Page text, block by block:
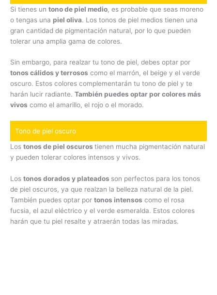
Si tienes untono de piel medio, es probable que seas moreno
o tengas una piel oliva. Los tonos de piel medios tienen una
gran cantidad de pigmentación natural, por lo que pueden
tolerar una amplia gama de colores.
Sin embargo, para realzar tu tono de piel, debes optar por
tonos cálidos y terrosos como el marrón, el beige y el verde
oscuro. Estos colores complementarán tu tono de piel y te
harán lucir radiante.También puedes optar por colores más
vivos como el amarillo, el rojo o el morado.
Tono de piel oscuro
Lostonos de piel oscurostienen mucha pigmentación natural
y pueden tolerar colores intensos y vivos.
Lostonos dorados y plateados son perfectos para los tonos
de piel oscuros, ya que realzan la belleza natural de la piel.
También puedes optar portonos intensos como el rosa
fucsia, el azul eléctrico y el verde esmeralda. Estos colores
harán que tu piel resalte y atraerán todas las miradas.